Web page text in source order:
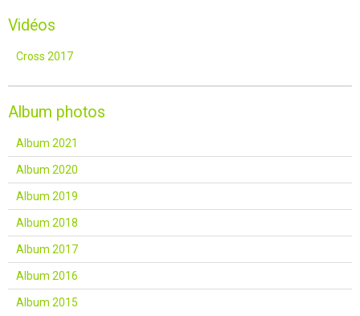
Vidéos
Cross 2017
Album photos
Album 2021
Album 2020
Album 2019
Album 2018
Album 2017
Album 2016
Album 2015